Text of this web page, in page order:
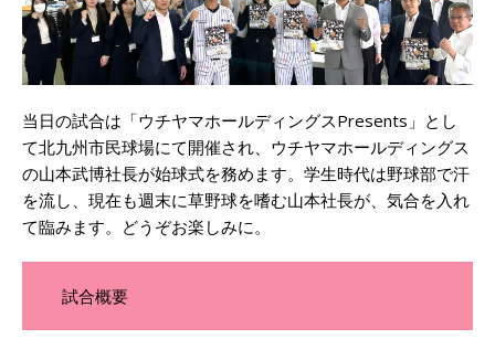
当日の試合は「ウチヤマホールディングスPresents」とし
て北九州市民球場にて開催され、ウチヤマホールディングス
の山本武博社長が始球式を務めます。学生時代は野球部で汗
を流し、現在も週末に草野球を嗜む山本社長が、気合を入れ
て臨みます。どうぞお楽しみに。
試合概要